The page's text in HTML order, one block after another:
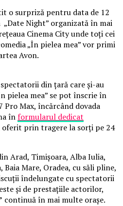
o surpriză pentru data de 12
„Date Night” organizată în mai
Cinema City unde toți cei
„În pielea mea” vor primi
Avon.
din țară care și-au
pielea mea” se pot înscrie în
Pro Max, încărcând dovada
înformularul dedicat
prin tragere la sorți pe 24
Arad, Timișoara, Alba Iulia,
Baia Mare, Oradea, cu săli pline,
îndelungate cu spectatorii
și de prestațiile actorilor,
continuă în mai multe orașe.